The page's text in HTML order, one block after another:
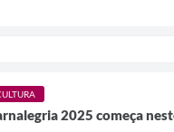
2025 começa